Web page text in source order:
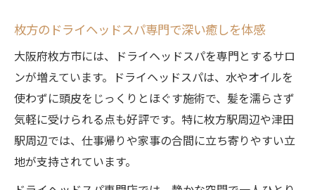
ヘッドスパが肩こりや頭痛を和らげるメカ
ニズム
ヘッドスパ後のだるさと好転反応の意味
ヘッドスパ後にだるさを感じる理由と対策
好転反応としての疲労感は心身リセットの
サイン
施術後に水分補給が重要な理由を解説
枚方のドライヘッドスパ専門で深い癒しを体感
大阪府枚方市には、ドライヘッドスパを専門とするサロ
ンが増えています。ドライヘッドスパは、水やオイルを
使わずに頭皮をじっくりとほぐす施術で、髪を濡らさず
気軽に受けられる点も好評です。特に枚方駅周辺や津田
駅周辺では、仕事帰りや家事の合間に立ち寄りやすい立
地が支持されています。